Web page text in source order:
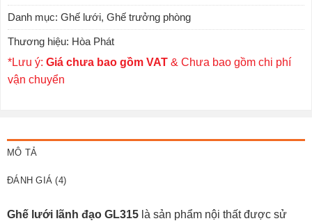
Danh mục: Ghế lưới, Ghế trưởng phòng
Thương hiệu: Hòa Phát
*Lưu ý: Giá chưa bao gồm VAT & Chưa bao gồm chi phí
vận chuyển
MÔ TẢ
ĐÁNH GIÁ (4)
Ghế lưới lãnh đạo GL315 là sản phẩm nội thất được sử